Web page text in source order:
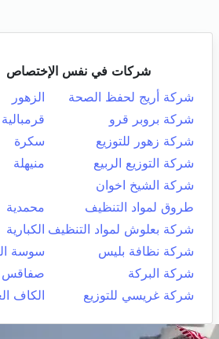
شركات في نفس الإختصاص
شركة أريج لحفظ الصحة
الزهور
شركة بروبر قرو
قرمبالية
شركة زهور للتوزيع
سكرة
شركة التوزيع الربيع
منيهلة
شركة الشيخ اخوان
طروق لمواد التنظيف
محمدية
شركة بعلوش لمواد التنظيف الكبارية
شركة نظافة بليس
سوسة
شركة البركة
صفاقس
شركة غريسي للتوزيع
الكاف